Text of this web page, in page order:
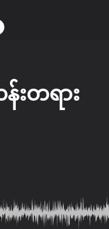
းတရား